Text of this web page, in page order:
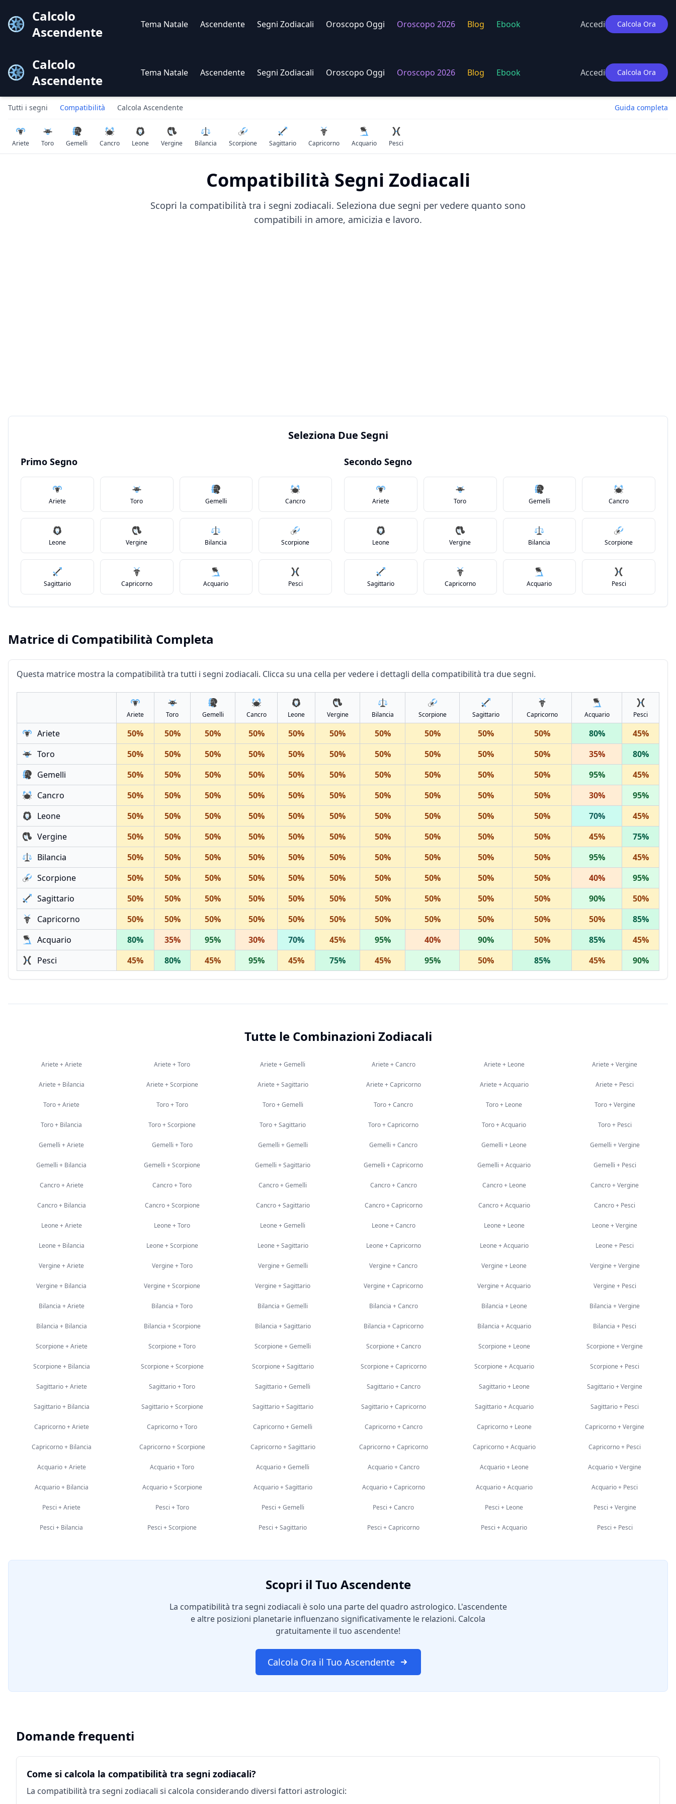
Calcolo
Ascendente
Tema Natale Ascendente Segni Zodiacali Oroscopo Oggi Oroscopo 2026 Blog Ebook Accedi Calcola Ora
Calcolo
Ascendente
Tema Natale Ascendente Segni Zodiacali Oroscopo Oggi Oroscopo 2026 Blog Ebook Accedi Calcola Ora
Tutti i segni Compatibilità Calcola Ascendente Guida completa
Ariete Toro Gemelli Cancro Leone Vergine Bilancia Scorpione Sagittario Capricorno Acquario Pesci
Compatibilità Segni Zodiacali
Scopri la compatibilità tra i segni zodiacali. Seleziona due segni per vedere quanto sono
compatibili in amore, amicizia e lavoro.
Seleziona Due Segni
Primo Segno
Ariete Toro Gemelli Cancro
Leone Vergine Bilancia Scorpione
Sagittario Capricorno Acquario Pesci
Secondo Segno
Ariete Toro Gemelli Cancro
Leone Vergine Bilancia Scorpione
Sagittario Capricorno Acquario Pesci
Matrice di Compatibilità Completa
Questa matrice mostra la compatibilità tra tutti i segni zodiacali. Clicca su una cella per vedere i dettagli della compatibilità tra due segni.
Ariete Toro Gemelli Cancro Leone Vergine Bilancia Scorpione Sagittario Capricorno Acquario Pesci
Ariete 50% 50% 50% 50% 50% 50% 50% 50% 50% 50% 80% 45%
Toro
50% 50% 50% 50% 50% 50% 50% 50% 50% 50% 35% 80%
Gemelli
50% 50% 50% 50% 50% 50% 50% 50% 50% 50% 95% 45%
Cancro
50% 50% 50% 50% 50% 50% 50% 50% 50% 50% 30% 95%
Leone
50% 50% 50% 50% 50% 50% 50% 50% 50% 50% 70% 45%
Vergine
50% 50% 50% 50% 50% 50% 50% 50% 50% 50% 45% 75%
Bilancia
50% 50% 50% 50% 50% 50% 50% 50% 50% 50% 95% 45%
Scorpione
50% 50% 50% 50% 50% 50% 50% 50% 50% 50% 40% 95%
Sagittario
50% 50% 50% 50% 50% 50% 50% 50% 50% 50% 90% 50%
Capricorno
50% 50% 50% 50% 50% 50% 50% 50% 50% 50% 50% 85%
Acquario
80% 35% 95% 30% 70% 45% 95% 40% 90% 50% 85% 45%
Pesci
45% 80% 45% 95% 45% 75% 45% 95% 50% 85% 45% 90%
Tutte le Combinazioni Zodiacali
Ariete +Ariete Ariete +Toro Ariete +Gemelli Ariete +Cancro Ariete + Leone Ariete +Vergine
Ariete + Bilancia Ariete +Scorpione Ariete +Sagittario Ariete +Capricorno Ariete +Acquario Ariete + Pesci
Toro+Ariete Toro+Toro Toro+Gemelli Toro+Cancro Toro+ Leone Toro+Vergine
Toro+ Bilancia Toro+Scorpione Toro+Sagittario Toro+Capricorno Toro+Acquario Toro+ Pesci
Gemelli +Ariete Gemelli +Toro Gemelli +Gemelli Gemelli +Cancro Gemelli + Leone Gemelli +Vergine
Gemelli + Bilancia Gemelli +Scorpione Gemelli +Sagittario Gemelli +Capricorno Gemelli +Acquario Gemelli + Pesci
Cancro+Ariete Cancro+Toro Cancro+Gemelli Cancro+Cancro Cancro+ Leone Cancro+Vergine
Cancro+ Bilancia Cancro+Scorpione Cancro+Sagittario Cancro+Capricorno Cancro+Acquario Cancro+ Pesci
Leone +Ariete Leone +Toro Leone +Gemelli Leone +Cancro Leone + Leone Leone +Vergine
Leone + Bilancia Leone +Scorpione Leone +Sagittario Leone +Capricorno Leone +Acquario Leone + Pesci
Vergine +Ariete Vergine +Toro Vergine +Gemelli Vergine +Cancro Vergine + Leone Vergine +Vergine
Vergine + Bilancia Vergine +Scorpione Vergine +Sagittario Vergine +Capricorno Vergine +Acquario Vergine + Pesci
Bilancia +Ariete Bilancia +Toro Bilancia +Gemelli Bilancia +Cancro Bilancia + Leone Bilancia +Vergine
Bilancia + Bilancia Bilancia +Scorpione Bilancia +Sagittario Bilancia +Capricorno Bilancia +Acquario Bilancia + Pesci
Scorpione +Ariete Scorpione +Toro Scorpione +Gemelli Scorpione +Cancro Scorpione + Leone Scorpione +Vergine
Scorpione + Bilancia Scorpione +Scorpione Scorpione +Sagittario Scorpione +Capricorno Scorpione +Acquario Scorpione + Pesci
Sagittario+Ariete Sagittario+Toro Sagittario+Gemelli Sagittario+Cancro Sagittario+ Leone Sagittario+Vergine
Sagittario+ Bilancia Sagittario+Scorpione Sagittario+Sagittario Sagittario+Capricorno Sagittario+Acquario Sagittario+ Pesci
Capricorno+Ariete Capricorno+Toro Capricorno+Gemelli Capricorno+Cancro Capricorno+ Leone Capricorno+Vergine
Capricorno+ Bilancia Capricorno+Scorpione Capricorno+Sagittario Capricorno+Capricorno Capricorno+Acquario Capricorno+ Pesci
Acquario+Ariete Acquario+Toro Acquario+Gemelli Acquario+Cancro Acquario+ Leone Acquario+Vergine
Acquario+ Bilancia Acquario+Scorpione Acquario+Sagittario Acquario+Capricorno Acquario+Acquario Acquario+ Pesci
Pesci +Ariete Pesci +Toro Pesci +Gemelli Pesci +Cancro Pesci + Leone Pesci +Vergine
Pesci + Bilancia Pesci +Scorpione Pesci +Sagittario Pesci +Capricorno Pesci +Acquario Pesci + Pesci
Scopri il Tuo Ascendente
La compatibilità tra segni zodiacali è solo una parte del quadro astrologico. L'ascendente
e altre posizioni planetarie influenzano significativamente le relazioni. Calcola
gratuitamente il tuo ascendente!
Calcola Ora il Tuo Ascendente
Domande frequenti
Come si calcola la compatibilità tra segni zodiacali?
La compatibilità tra segni zodiacali si calcola considerando diversi fattori astrologici: